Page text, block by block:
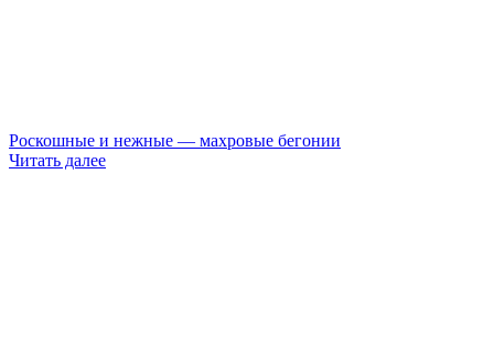
Роскошные и нежные — махровые бегонии
Читать далее